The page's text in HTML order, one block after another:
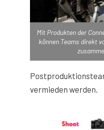
Mit Produkten der
können Teams direkt
vermieden werden.